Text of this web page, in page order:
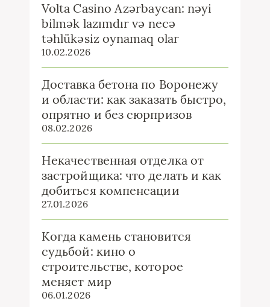
Volta Casino Azərbaycan: nəyi
bilmək lazımdır və necə
təhlükəsiz oynamaq olar
10.02.2026
Доставка бетона по Воронежу
и области: как заказать быстро,
опрятно и без сюрпризов
08.02.2026
Некачественная отделка от
застройщика: что делать и как
добиться компенсации
27.01.2026
Когда камень становится
судьбой: кино о
строительстве, которое
меняет мир
06.01.2026